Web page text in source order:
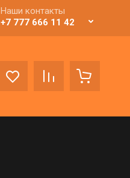
Наши контакты
+7 777 666 11 42